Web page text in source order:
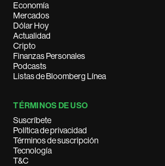
Economía
Mercados
Dólar Hoy
Actualidad
Cripto
Finanzas Personales
Podcasts
Listas de Bloomberg Línea
TÉRMINOS DE USO
Suscríbete
Política de privacidad
Términos de suscripción
Tecnología
T&C